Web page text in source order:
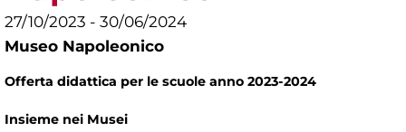
27/10/2023 - 30/06/2024
Museo Napoleonico
Offerta didattica per le scuole anno 2023-2024
Insieme nei Musei